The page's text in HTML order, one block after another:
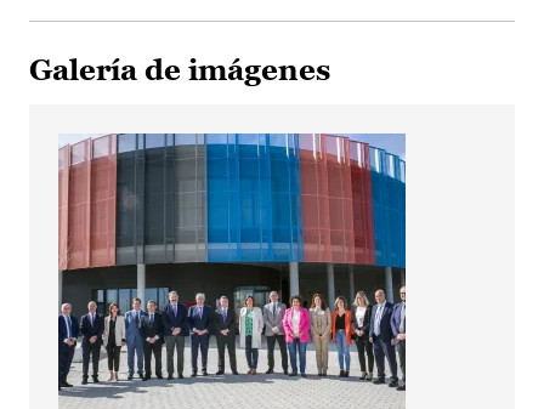
Galería de imágenes